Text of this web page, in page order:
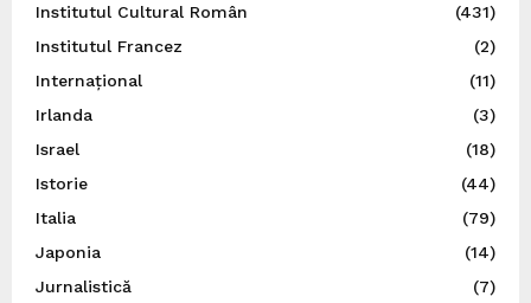
Institutul Cultural Român
(431)
Institutul Francez
(2)
Internațional
(11)
Irlanda
(3)
Israel
(18)
Istorie
(44)
Italia
(79)
Japonia
(14)
Jurnalistică
(7)